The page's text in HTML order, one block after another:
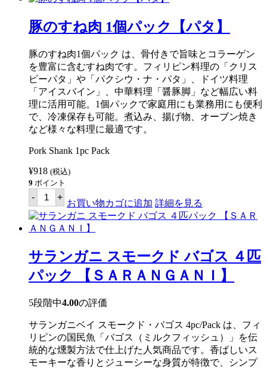
メ
ド
ロ
ガ
ニ
ー
サ
ホ
ッ
ト
500g
【国
製
造】
個
豚のすね肉 1個パック【パタ】
豚のすね肉1個パック は、骨付きで旨味とコラーゲン
を豊富に含むすね肉です。フィリピン料理の「クリス
ピーパタ」や「パクシウ・ナ・パタ」、ドイツ料理
「アイスバイン」、中華料理「醤豚脚」など幅広い料
理に活用可能。1個パックで家庭用にも業務用にも便利
で、冷凍保存も可能。煮込み、揚げ物、オーブン焼き
など様々な料理に最適です。
Pork Shank 1pc Pack
¥918 (税込)
9 ポイント
- 豚
の
す
ね
肉
個
パ
ッ
ク
タ】
個
+
お買い物カゴに追加 詳細を見る
サランガニ スモークド バゴス ４匹
パック 【ＳＡＲＡＮＧＡＮＩ】
5段階中4.00の評価
サランガニベイ スモークド・バゴス 4pc/Pack は、フィ
リピンの国民魚「バゴス（ミルクフィッシュ）」を伝
統的な燻製方法で仕上げた人気商品です。香ばしいス
モーキーな香りとジューシーな身質が特徴で、シンプ